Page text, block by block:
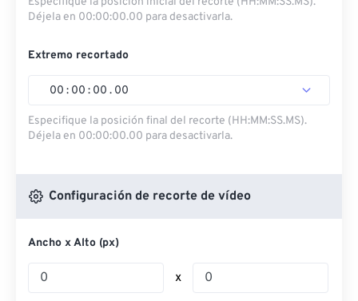
Déjela en 00:00:00.00 para desactivarla.
Extremo recortado
00 : 00 : 00 . 00
Especifique la posición final del recorte (HH:MM:SS.MS).
Déjela en 00:00:00.00 para desactivarla.
Configuración de recorte de vídeo
Ancho x Alto (px)
x